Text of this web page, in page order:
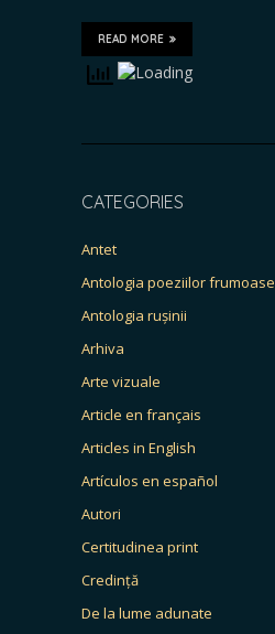
READ MORE
CATEGORIES
Antet
Antologia poeziilor frumoase
Antologia rușinii
Arhiva
Arte vizuale
Article en français
Articles in English
Artículos en español
Autori
Certitudinea print
Credință
De la lume adunate